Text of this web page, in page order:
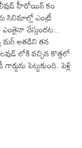
హీరోయిన్ కం
సినిమాల్లో ఎంట్రీ
చేస్తుందట..
మరీ అతడిని తన
లోకి వచ్చిన కొత్తలో
పెట్టుకుంది. పెళ్లి